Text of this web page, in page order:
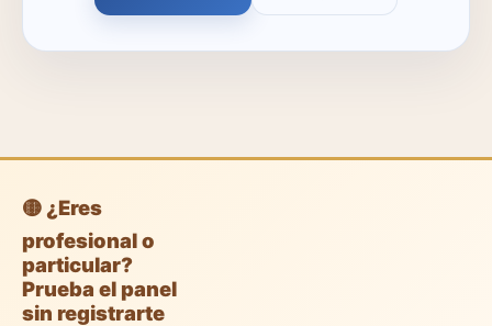
🟡 ¿Eres
profesional o
particular?
Prueba el panel
sin registrarte